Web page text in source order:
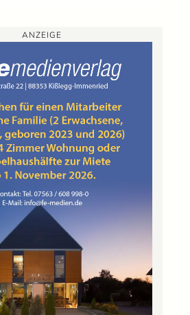
ANZEIGE